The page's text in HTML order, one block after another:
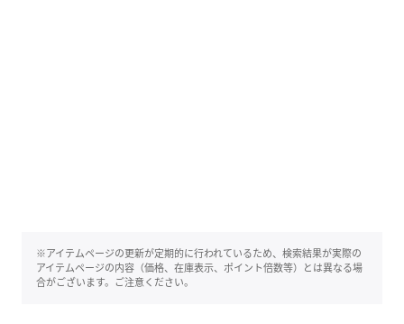
※アイテムページの更新が定期的に行われているため、検索結果が実際の
アイテムページの内容（価格、在庫表示、ポイント倍数等）とは異なる場
合がございます。ご注意ください。